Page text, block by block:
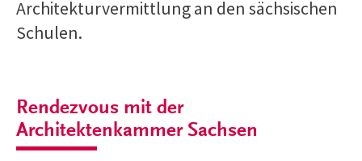
Architekturvermittlung an den sächsischen
Schulen.
Rendezvous mit der
Architektenkammer Sachsen